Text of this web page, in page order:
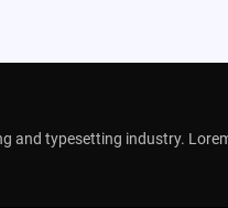
and typesetting industry.